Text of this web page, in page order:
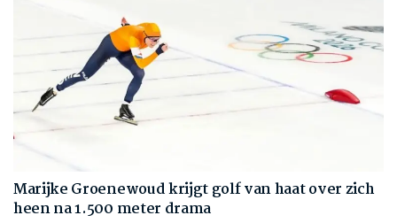
Marijke Groenewoud krijgt golf van haat over zich
heen na 1.500 meter drama